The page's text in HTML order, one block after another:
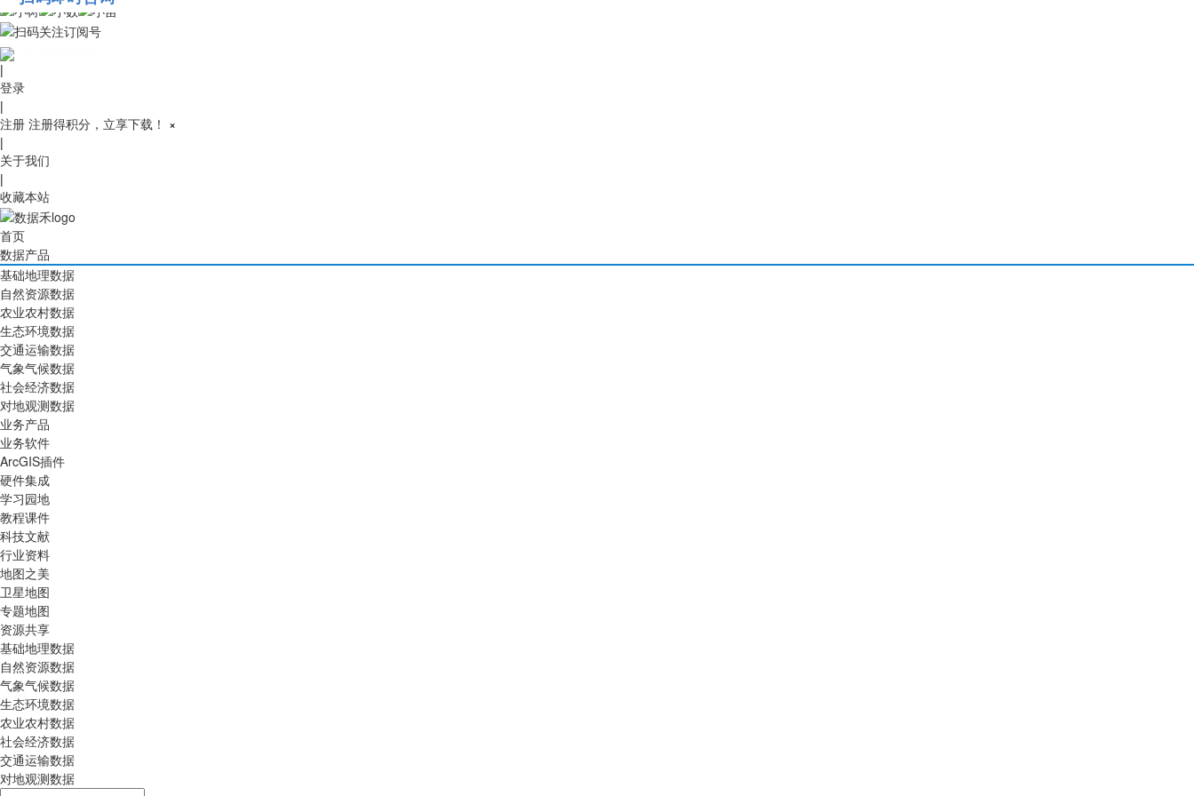
010-53689091
|
登录
|
注册 注册得积分，立享下载！ ×
|
关于我们
|
收藏本站
首页
数据产品
基础地理数据
自然资源数据
农业农村数据
生态环境数据
交通运输数据
气象气候数据
社会经济数据
对地观测数据
业务产品
业务软件
ArcGIS插件
硬件集成
学习园地
教程课件
科技文献
行业资料
地图之美
卫星地图
专题地图
资源共享
基础地理数据
自然资源数据
气象气候数据
生态环境数据
农业农村数据
社会经济数据
交通运输数据
对地观测数据